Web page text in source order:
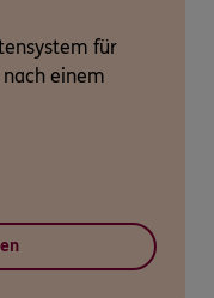
für
einem